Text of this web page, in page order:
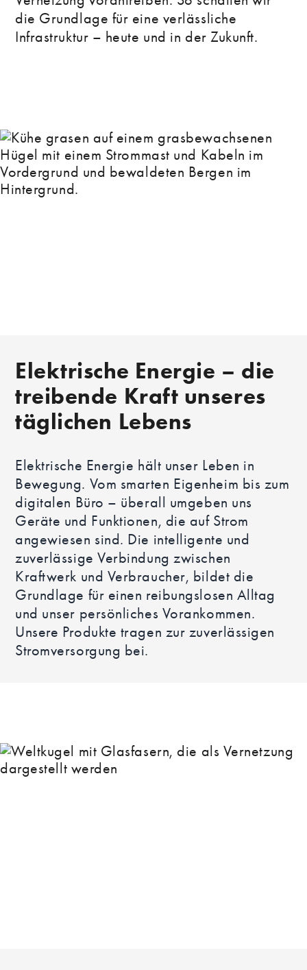
die Grundlage für eine verlässliche
Infrastruktur – heute und in der Zukunft.
Elektrische Energie – die
treibende Kraft unseres
täglichen Lebens
Elektrische Energie hält unser Leben in
Bewegung. Vom smarten Eigenheim bis zum
digitalen Büro – überall umgeben uns
Geräte und Funktionen, die auf Strom
angewiesen sind. Die intelligente und
zuverlässige Verbindung zwischen
Kraftwerk und Verbraucher, bildet die
Grundlage für einen reibungslosen Alltag
und unser persönliches Vorankommen.
Unsere Produkte tragen zur zuverlässigen
Stromversorgung bei.